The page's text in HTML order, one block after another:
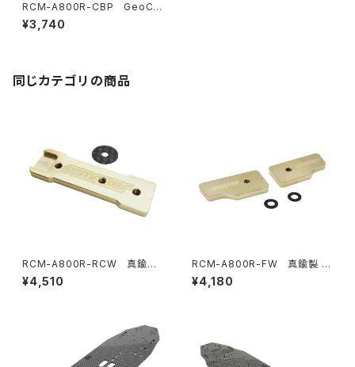
RCM-A800R-CBP GeoCar
bon フレックスフロントバンパ
ーマウント Awesomatix A80
¥3,740
同じカテゴリの商品
RCM-A800R-RCW 真鍮製
15.5g LCG リアセンタースティ
フナーウェイト Awesomatix A
¥4,510
RCM-A800R-FW 真鍮製 各
8.5g LCG フロントシャーシウ
ェイト Awesomatix A800R用
¥4,180